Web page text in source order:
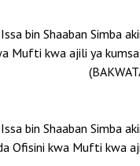
bin Shaaban Simba
Mufti kwa ajili ya
bin Shaaban Simba
Ofisini kwa Mufti kwa